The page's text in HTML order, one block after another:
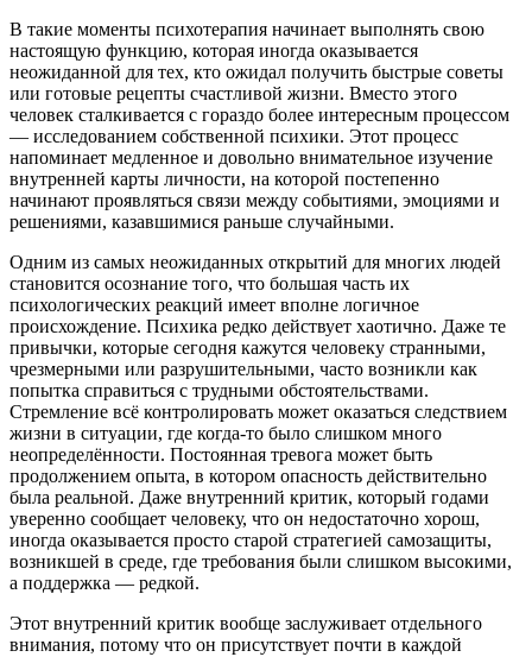
В такие моменты психотерапия начинает выполнять свою
настоящую функцию, которая иногда оказывается
неожиданной для тех, кто ожидал получить быстрые советы
или готовые рецепты счастливой жизни. Вместо этого
человек сталкивается с гораздо более интересным процессом
— исследованием собственной психики. Этот процесс
напоминает медленное и довольно внимательное изучение
внутренней карты личности, на которой постепенно
начинают проявляться связи между событиями, эмоциями и
решениями, казавшимися раньше случайными.
Одним из самых неожиданных открытий для многих людей
становится осознание того, что большая часть их
психологических реакций имеет вполне логичное
происхождение. Психика редко действует хаотично. Даже те
привычки, которые сегодня кажутся человеку странными,
чрезмерными или разрушительными, часто возникли как
попытка справиться с трудными обстоятельствами.
Стремление всё контролировать может оказаться следствием
жизни в ситуации, где когда-то было слишком много
неопределённости. Постоянная тревога может быть
продолжением опыта, в котором опасность действительно
была реальной. Даже внутренний критик, который годами
уверенно сообщает человеку, что он недостаточно хорош,
иногда оказывается просто старой стратегией самозащиты,
возникшей в среде, где требования были слишком высокими,
а поддержка — редкой.
Этот внутренний критик вообще заслуживает отдельного
внимания, потому что он присутствует почти в каждой